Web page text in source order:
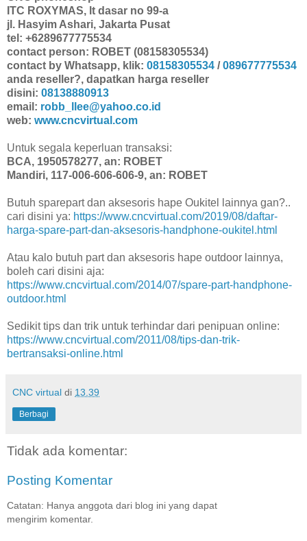
ITC ROXYMAS, lt dasar no 99-a
jl. Hasyim Ashari, Jakarta Pusat
tel: +6289677775534
contact person: ROBET (08158305534)
contact by Whatsapp, klik: 08158305534 /089677775534
anda reseller?, dapatkan harga reseller
disini: 08138880913
email: robb_llee@yahoo.co.id
web: www.cncvirtual.com
Untuk segala keperluan transaksi:
BCA, 1950578277, an: ROBET
Mandiri, 117-006-606-606-9, an: ROBET
Butuh sparepart dan aksesoris hape Oukitel lainnya gan?..
cari disini ya: https://www.cncvirtual.com/2019/08/daftar-
harga-spare-part-dan-aksesoris-handphone-oukitel.html
Atau kalo butuh part dan aksesoris hape outdoor lainnya,
boleh cari disini aja:
https://www.cncvirtual.com/2014/07/spare-part-handphone-
outdoor.html
Sedikit tips dan trik untuk terhindar dari penipuan online:
https://www.cncvirtual.com/2011/08/tips-dan-trik-
bertransaksi-online.html
CNC virtual di 13.39
Berbagi
Tidak ada komentar:
Posting Komentar
Catatan: Hanya anggota dari blog ini yang dapat
mengirim komentar.